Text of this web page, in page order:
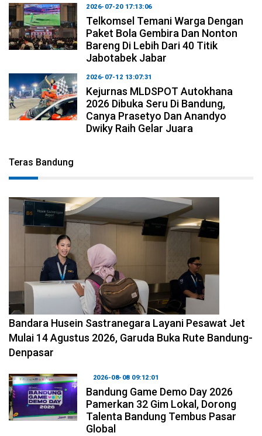
2026-07-20 17:13:06
Telkomsel Temani Warga Dengan
Paket Bola Gembira Dan Nonton
Bareng Di Lebih Dari 40 Titik
Jabotabek Jabar
2026-07-12 13:07:31
Kejurnas MLDSPOT Autokhana
2026 Dibuka Seru Di Bandung,
Canya Prasetyo Dan Anandyo
Dwiky Raih Gelar Juara
Teras Bandung
2026-08-08 11:12:29
Bandara Husein Sastranegara Layani Pesawat Jet
Mulai 14 Agustus 2026, Garuda Buka Rute Bandung-
Denpasar
2026-08-08 09:12:01
Bandung Game Demo Day 2026
Pamerkan 32 Gim Lokal, Dorong
Talenta Bandung Tembus Pasar
Global